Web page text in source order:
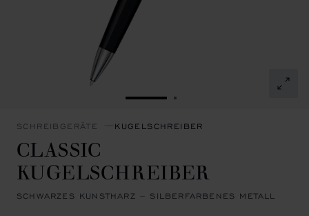
ZUR FOLIE GEHEN 1
ZUR FOLIE GEHEN 2
SCHREIBGERÄTE KUGELSCHREIBER
CLASSIC
KUGELSCHREIBER
SCHWARZES KUNSTHARZ – SILBERFARBENES METALL